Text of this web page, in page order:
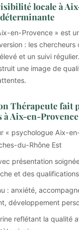
locale à
en-Provence » est
: les chercheurs
et un suivi
une image de
Thérapeute fait
à Aix-en-Provence
« psychologue Aix-
du-Rhône Est
présentation
et des qualifications
: anxiété,
développement
reflétant la qualité